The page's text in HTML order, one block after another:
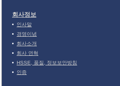
회사정보
인사말
경영이념
회사소개
회사 연혁
HSSE, 품질, 정보보안방침
인증